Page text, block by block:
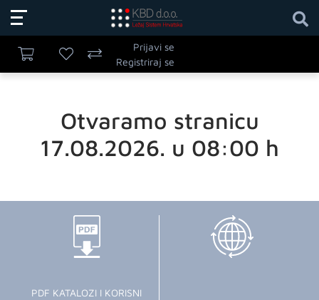
Prijavi se
Registriraj se
Otvaramo stranicu
17.08.2026. u 08:00 h
PDF KATALOZI I KORISNI